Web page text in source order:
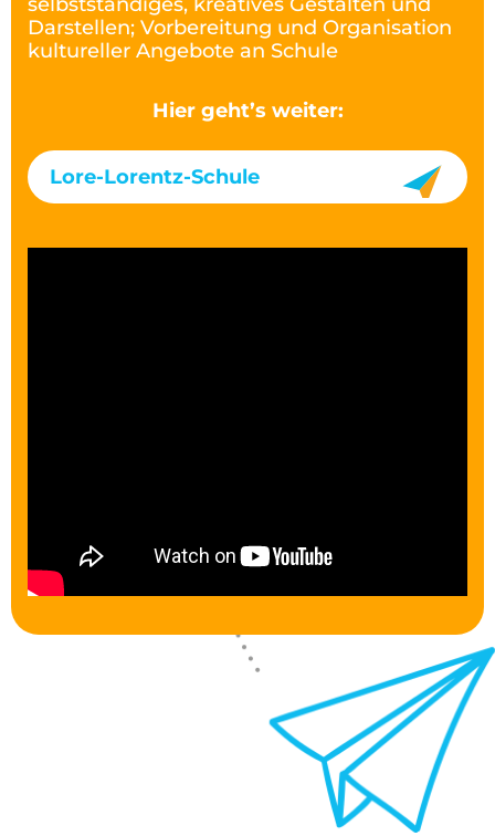
Darstellen; Vorbereitung und Organisation
kultureller Angebote an Schule
Hier geht’s weiter:
Lore-Lorentz-Schule